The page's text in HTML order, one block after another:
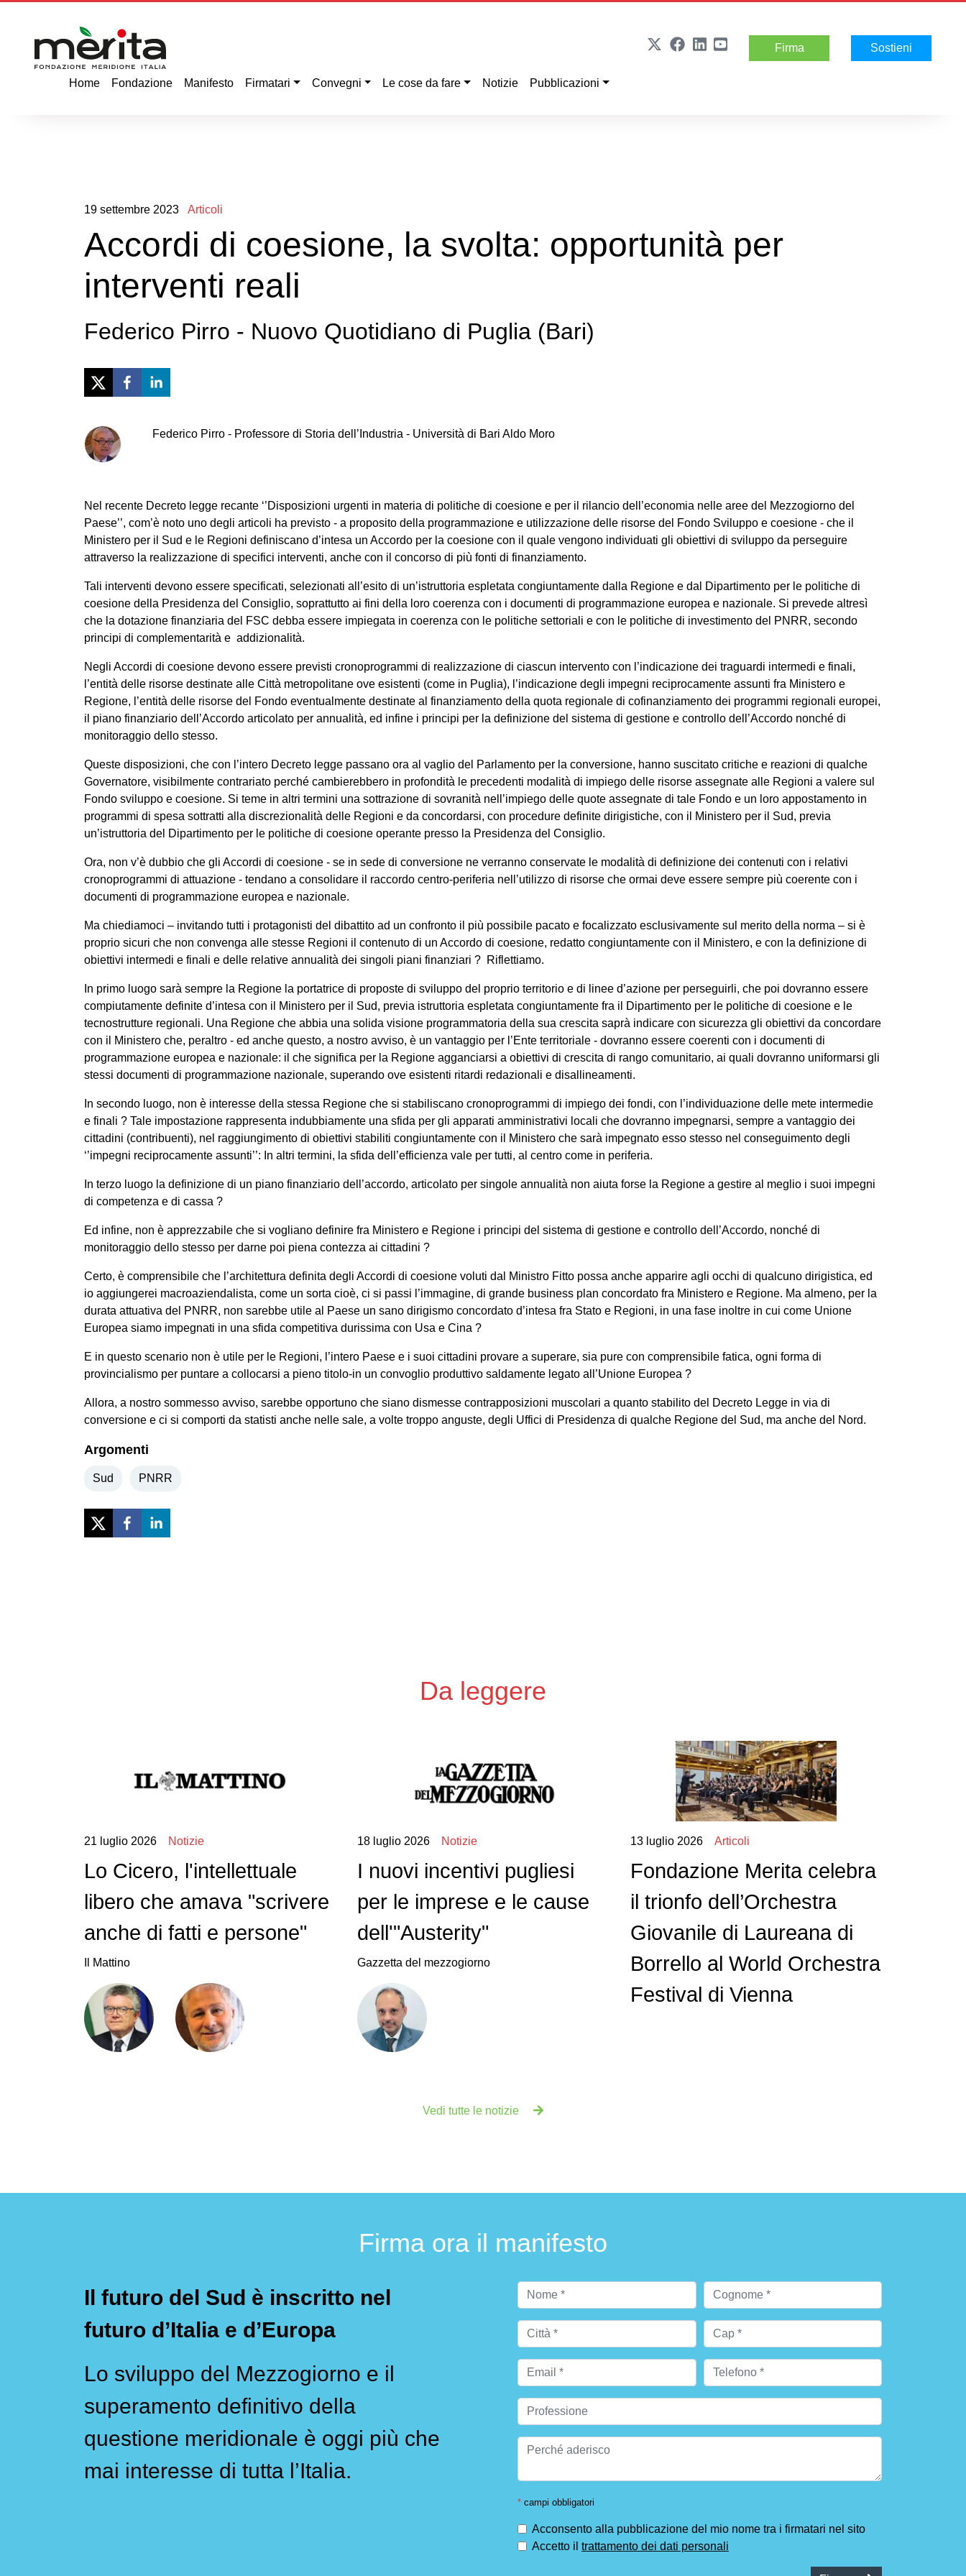
Firma Sostieni
Home Fondazione Manifesto Firmatari Convegni Le cose da fare Notizie Pubblicazioni
19 settembre 2023 Articoli
Accordi di coesione, la svolta: opportunità per
interventi reali
Federico Pirro - Nuovo Quotidiano di Puglia (Bari)
Federico Pirro- Professore di Storia dell’Industria - Università di Bari Aldo Moro
Nel recente Decreto legge recante ‘’Disposizioni urgenti in materia di politiche di coesione e per il rilancio dell’economia nelle aree del Mezzogiorno del
Paese’’, com’è noto uno degli articoli ha previsto - a proposito della programmazione e utilizzazione delle risorse del Fondo Sviluppo e coesione - che il
Ministero per il Sud e le Regioni definiscano d’intesa un Accordo per la coesione con il quale vengono individuati gli obiettivi di sviluppo da perseguire
attraverso la realizzazione di specifici interventi, anche con il concorso di più fonti di finanziamento.
Tali interventi devono essere specificati, selezionati all’esito di un’istruttoria espletata congiuntamente dalla Regione e dal Dipartimento per le politiche di
coesione della Presidenza del Consiglio, soprattutto ai fini della loro coerenza con i documenti di programmazione europea e nazionale. Si prevede altresì
che la dotazione finanziaria del FSC debba essere impiegata in coerenza con le politiche settoriali e con le politiche di investimento del PNRR, secondo
principi di complementarità e addizionalità.
Negli Accordi di coesione devono essere previsti cronoprogrammi di realizzazione di ciascun intervento con l’indicazione dei traguardi intermedi e finali,
l’entità delle risorse destinate alle Città metropolitane ove esistenti (come in Puglia), l’indicazione degli impegni reciprocamente assunti fra Ministero e
Regione, l’entità delle risorse del Fondo eventualmente destinate al finanziamento della quota regionale di cofinanziamento dei programmi regionali europei,
il piano finanziario dell’Accordo articolato per annualità, ed infine i principi per la definizione del sistema di gestione e controllo dell’Accordo nonché di
monitoraggio dello stesso.
Queste disposizioni, che con l’intero Decreto legge passano ora al vaglio del Parlamento per la conversione, hanno suscitato critiche e reazioni di qualche
Governatore, visibilmente contrariato perché cambierebbero in profondità le precedenti modalità di impiego delle risorse assegnate alle Regioni a valere sul
Fondo sviluppo e coesione. Si teme in altri termini una sottrazione di sovranità nell’impiego delle quote assegnate di tale Fondo e un loro appostamento in
programmi di spesa sottratti alla discrezionalità delle Regioni e da concordarsi, con procedure definite dirigistiche, con il Ministero per il Sud, previa
un’istruttoria del Dipartimento per le politiche di coesione operante presso la Presidenza del Consiglio.
Ora, non v’è dubbio che gli Accordi di coesione - se in sede di conversione ne verranno conservate le modalità di definizione dei contenuti con i relativi
cronoprogrammi di attuazione - tendano a consolidare il raccordo centro-periferia nell’utilizzo di risorse che ormai deve essere sempre più coerente con i
documenti di programmazione europea e nazionale.
Ma chiediamoci – invitando tutti i protagonisti del dibattito ad un confronto il più possibile pacato e focalizzato esclusivamente sul merito della norma – si è
proprio sicuri che non convenga alle stesse Regioni il contenuto di un Accordo di coesione, redatto congiuntamente con il Ministero, e con la definizione di
obiettivi intermedi e finali e delle relative annualità dei singoli piani finanziari ? Riflettiamo.
In primo luogo sarà sempre la Regione la portatrice di proposte di sviluppo del proprio territorio e di linee d’azione per perseguirli, che poi dovranno essere
compiutamente definite d’intesa con il Ministero per il Sud, previa istruttoria espletata congiuntamente fra il Dipartimento per le politiche di coesione e le
tecnostrutture regionali. Una Regione che abbia una solida visione programmatoria della sua crescita saprà indicare con sicurezza gli obiettivi da concordare
con il Ministero che, peraltro - ed anche questo, a nostro avviso, è un vantaggio per l’Ente territoriale - dovranno essere coerenti con i documenti di
programmazione europea e nazionale: il che significa per la Regione agganciarsi a obiettivi di crescita di rango comunitario, ai quali dovranno uniformarsi gli
stessi documenti di programmazione nazionale, superando ove esistenti ritardi redazionali e disallineamenti.
In secondo luogo, non è interesse della stessa Regione che si stabiliscano cronoprogrammi di impiego dei fondi, con l’individuazione delle mete intermedie
e finali ? Tale impostazione rappresenta indubbiamente una sfida per gli apparati amministrativi locali che dovranno impegnarsi, sempre a vantaggio dei
cittadini (contribuenti), nel raggiungimento di obiettivi stabiliti congiuntamente con il Ministero che sarà impegnato esso stesso nel conseguimento degli
‘’impegni reciprocamente assunti’’: In altri termini, la sfida dell’efficienza vale per tutti, al centro come in periferia.
In terzo luogo la definizione di un piano finanziario dell’accordo, articolato per singole annualità non aiuta forse la Regione a gestire al meglio i suoi impegni
di competenza e di cassa ?
Ed infine, non è apprezzabile che si vogliano definire fra Ministero e Regione i principi del sistema di gestione e controllo dell’Accordo, nonché di
monitoraggio dello stesso per darne poi piena contezza ai cittadini ?
Certo, è comprensibile che l’architettura definita degli Accordi di coesione voluti dal Ministro Fitto possa anche apparire agli occhi di qualcuno dirigistica, ed
io aggiungerei macroaziendalista, come un sorta cioè, ci si passi l’immagine, di grande business plan concordato fra Ministero e Regione. Ma almeno, per la
durata attuativa del PNRR, non sarebbe utile al Paese un sano dirigismo concordato d’intesa fra Stato e Regioni, in una fase inoltre in cui come Unione
Europea siamo impegnati in una sfida competitiva durissima con Usa e Cina ?
E in questo scenario non è utile per le Regioni, l’intero Paese e i suoi cittadini provare a superare, sia pure con comprensibile fatica, ogni forma di
provincialismo per puntare a collocarsi a pieno titolo-in un convoglio produttivo saldamente legato all’Unione Europea ?
Allora, a nostro sommesso avviso, sarebbe opportuno che siano dismesse contrapposizioni muscolari a quanto stabilito del Decreto Legge in via di
conversione e ci si comporti da statisti anche nelle sale, a volte troppo anguste, degli Uffici di Presidenza di qualche Regione del Sud, ma anche del Nord.
Argomenti
Sud PNRR
Da leggere
21 luglio 2026 Notizie
Lo Cicero, l'intellettuale
libero che amava "scrivere
anche di fatti e persone"
Il Mattino
18 luglio 2026 Notizie
I nuovi incentivi pugliesi
per le imprese e le cause
dell'"Austerity"
Gazzetta del mezzogiorno
13 luglio 2026 Articoli
Fondazione Merita celebra
il trionfo dell’Orchestra
Giovanile di Laureana di
Borrello al World Orchestra
Festival di Vienna
Vedi tutte le notizie
Firma ora il manifesto
Il futuro del Sud è inscritto nel
futuro d’Italia e d’Europa
Lo sviluppo del Mezzogiorno e il
superamento definitivo della
questione meridionale è oggi più che
mai interesse di tutta l’Italia.
* campi obbligatori
Acconsento alla pubblicazione del mio nome tra i firmatari nel sito
Accetto il trattamento dei dati personali